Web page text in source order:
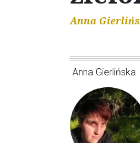
Anna
Anna Gierlińska